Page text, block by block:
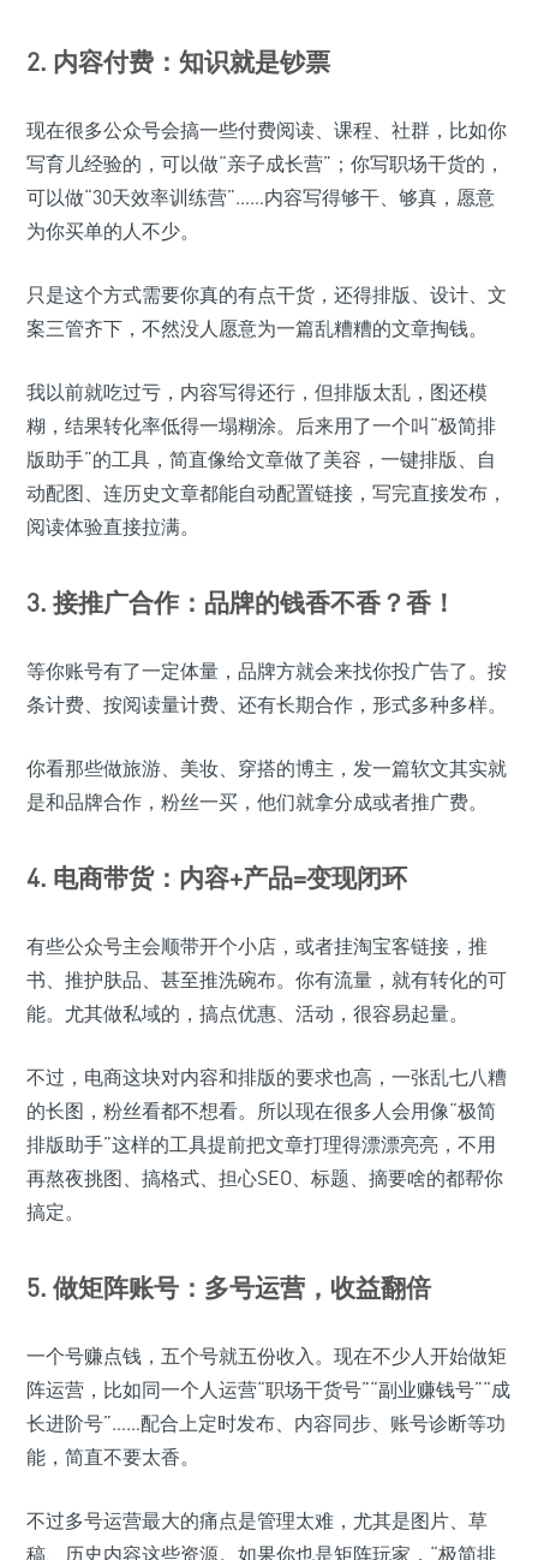
2. 内容付费：知识就是钞票
现在很多公众号会搞一些付费阅读、课程、社群，比如你
写育儿经验的，可以做“亲子成长营”；你写职场干货的，
可以做“30天效率训练营”……内容写得够干、够真，愿意
为你买单的人不少。
只是这个方式需要你真的有点干货，还得排版、设计、文
案三管齐下，不然没人愿意为一篇乱糟糟的文章掏钱。
我以前就吃过亏，内容写得还行，但排版太乱，图还模
糊，结果转化率低得一塌糊涂。后来用了一个叫“极简排
版助手”的工具，简直像给文章做了美容，一键排版、自
动配图、连历史文章都能自动配置链接，写完直接发布，
阅读体验直接拉满。
3. 接推广合作：品牌的钱香不香？香！
等你账号有了一定体量，品牌方就会来找你投广告了。按
条计费、按阅读量计费、还有长期合作，形式多种多样。
你看那些做旅游、美妆、穿搭的博主，发一篇软文其实就
是和品牌合作，粉丝一买，他们就拿分成或者推广费。
4. 电商带货：内容+产品=变现闭环
有些公众号主会顺带开个小店，或者挂淘宝客链接，推
书、推护肤品、甚至推洗碗布。你有流量，就有转化的可
能。尤其做私域的，搞点优惠、活动，很容易起量。
不过，电商这块对内容和排版的要求也高，一张乱七八糟
的长图，粉丝看都不想看。所以现在很多人会用像“极简
排版助手”这样的工具提前把文章打理得漂漂亮亮，不用
再熬夜挑图、搞格式、担心SEO、标题、摘要啥的都帮你
搞定。
5. 做矩阵账号：多号运营，收益翻倍
一个号赚点钱，五个号就五份收入。现在不少人开始做矩
阵运营，比如同一个人运营“职场干货号”“副业赚钱号”“成
长进阶号”……配合上定时发布、内容同步、账号诊断等功
能，简直不要太香。
不过多号运营最大的痛点是管理太难，尤其是图片、草
稿、历史内容这些资源。如果你也是矩阵玩家，“极简排